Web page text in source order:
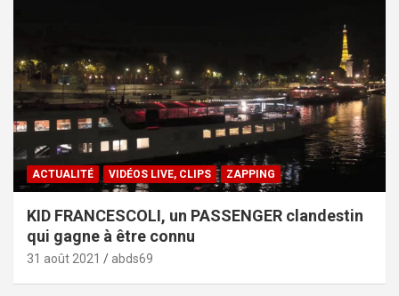
ACTUALITÉ VIDÉOS LIVE, CLIPS ZAPPING
KID FRANCESCOLI, un PASSENGER clandestin
qui gagne à être connu
31 août 2021 abds69